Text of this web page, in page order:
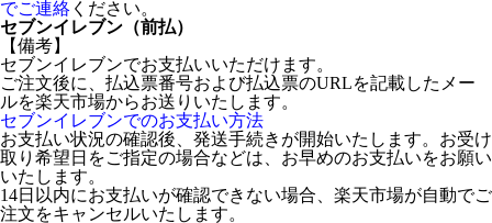
でご連絡 ください。
セブンイレブン（前払）
【備考】
セブンイレブンでお支払いいただけます。
ご注文後に、払込票番号および払込票のURLを記載したメー
ルを楽天市場からお送りいたします。
セブンイレブンでのお支払い方法
お支払い状況の確認後、発送手続きが開始いたします。お受け
取り希望日をご指定の場合などは、お早めのお支払いをお願い
いたします。
14日以内にお支払いが確認できない場合、楽天市場が自動でご
注文をキャンセルいたします。